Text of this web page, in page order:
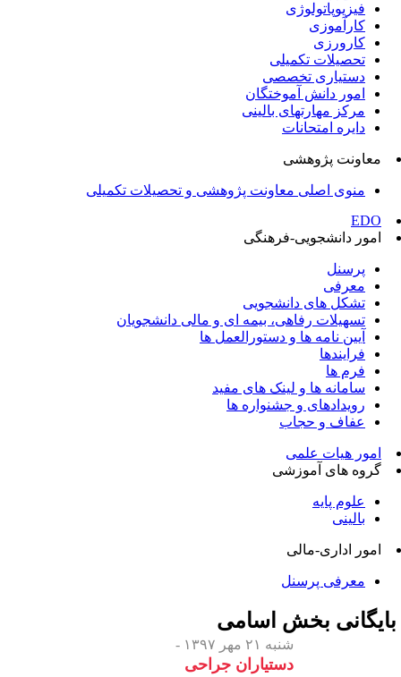
فیزیوپاتولوژی
کارآموزی
کارورزی
تحصیلات تکمیلی
دستیاری تخصصی
امور دانش آموختگان
مرکز مهارتهای بالینی
دایره امتحانات
معاونت پژوهشی
منوی اصلی معاونت پژوهشی و تحصیلات تکمیلی
EDO
امور دانشجویی-فرهنگی
پرسنل
معرفی
تشکل های دانشجویی
تسهیلات رفاهی، بیمه ای و مالی دانشجویان
آیین نامه ها و دستورالعمل ها
فرایندها
فرم ها
سامانه ها و لینک های مفید
رویدادهای و جشنواره ها
عفاف و حجاب
امور هیات علمی
گروه های آموزشی
علوم پایه
بالینی
امور اداری-مالی
معرفی پرسنل
بخشاسامی
شنبه ۲۱ مهر ۱۳۹۷ -
دستیاران جراحی